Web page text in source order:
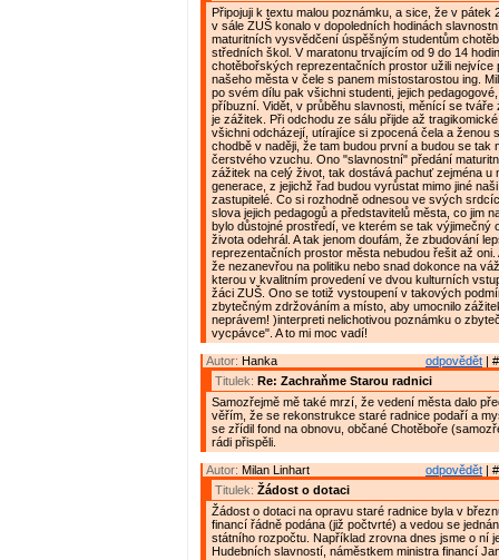
Připojuji k textu malou poznámku, a sice, že v pátek
v sále ZUŠ konalo v dopoledních hodinách
maturitních vysvědčení úspěšným studentům
středních škol. V maratonu trvajícím od 9 do 14
chotěbořských reprezentačních prostor užili nejvíce
našeho města v čele s panem místostarostou ing.
po svém dílu pak všichni studenti, jejich
příbuzní. Vidět, v průběhu slavnosti, měnící se tváře
je zážitek. Při odchodu ze sálu přijde až
všichni odcházejí, utírajíce si zpocená čela a ženou
chodbě v naději, že tam budou první a budou se tak
čerstvého vzuchu. Ono "slavnostní" předání
zážitek na celý život, tak dostává pachuť zejména u
generace, z jejichž řad budou vyrůstat mimo jiné
zastupitelé. Co si rozhodně odnesou ve svých
slova jejich pedagogů a představitelů města, co jim
bylo důstojné prostředí, ve kterém se tak výjimečný
života odehrál. A tak jenom doufám, že zbudování
reprezentačních prostor města nebudou řešit až oni.
že nezanevřou na politiku nebo snad dokonce na
kterou v kvalitním provedení ve dvou kulturních
žáci ZUŠ. Ono se totiž vystoupení v takových
zbytečným zdržováním a místo, aby umocnilo
neprávem! )interpreti nelichotivou poznámku o
vycpávce". A to mi moc vadí!
odpovědět |
Autor: Hanka
Titulek: Re: Zachraňme Starou radnici
Samozřejmě mě také mrzí, že vedení města dalo
věřím, že se rekonstrukce staré radnice podaří a
se zřídil fond na obnovu, občané Chotěboře
rádi přispěli.
odpovědět |
Autor: Milan Linhart
Titulek: Žádost o dotaci
Žádost o dotaci na opravu staré radnice byla v
financí řádně podána (již počtvrté) a vedou se
státního rozpočtu. Například zrovna dnes jsme o ní
Hudebních slavností, náměstkem ministra financí